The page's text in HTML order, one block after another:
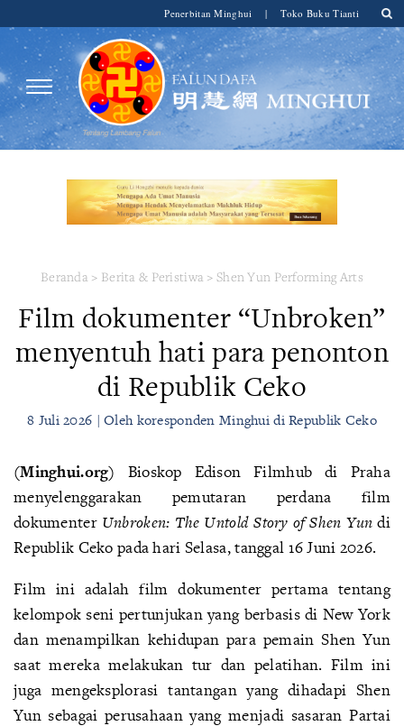
Penerbitan Minghui | Toko Buku Tianti
Beranda > Berita & Peristiwa >Shen Yun Performing Arts
Film dokumenter “Unbroken”
menyentuh hati para penonton
di Republik Ceko
8 Juli 2026 | Oleh koresponden Minghui di Republik Ceko
(Minghui.org) Bioskop Edison Filmhub di Praha
menyelenggarakan pemutaran perdana film
dokumenter Unbroken: The Untold Story of Shen Yun di
Republik Ceko pada hari Selasa, tanggal 16 Juni 2026.
Film ini adalah film dokumenter pertama tentang
kelompok seni pertunjukan yang berbasis di New York
dan menampilkan kehidupan para pemain Shen Yun
saat mereka melakukan tur dan pelatihan. Film ini
juga mengeksplorasi tantangan yang dihadapi Shen
Yun sebagai perusahaan yang menjadi sasaran Partai